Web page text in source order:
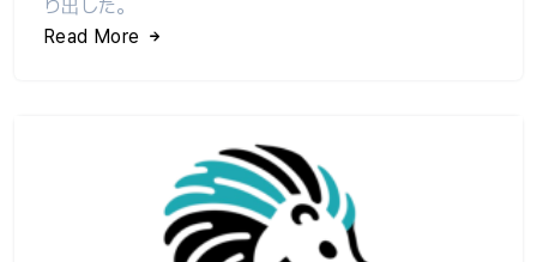
り出した。
Read More